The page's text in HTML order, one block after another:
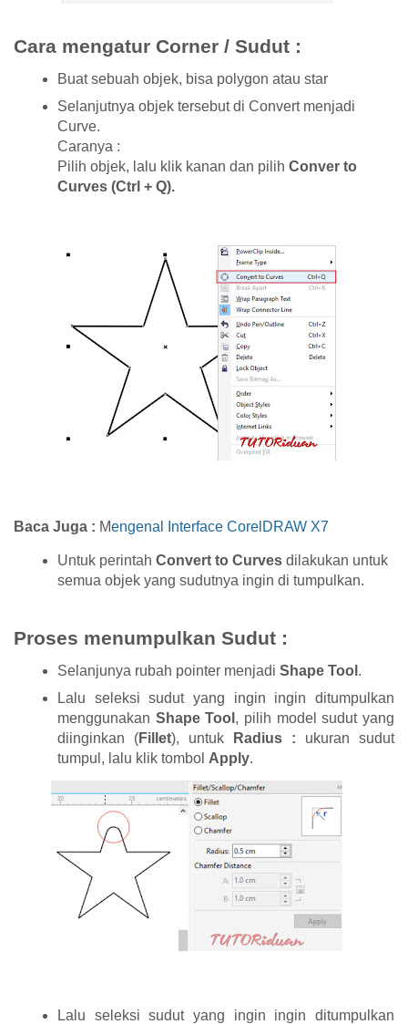
Cara mengatur Corner / Sudut :
Buat sebuah objek, bisa polygon atau star
Selanjutnya objek tersebut di Convert menjadi
Curve.
Caranya :
Pilih objek, lalu klik kanan dan pilih Conver to
Curves (Ctrl + Q).
Baca Juga : Mengenal Interface CorelDRAW X7
Untuk perintah Convert to Curves dilakukan untuk
semua objek yang sudutnya ingin di tumpulkan.
Proses menumpulkan Sudut :
Selanjunya rubah pointer menjadi Shape Tool .
Lalu seleksi sudut yang ingin ingin ditumpulkan
menggunakan Shape Tool , pilih model sudut yang
diinginkan (Fillet), untuk Radius : ukuran sudut
tumpul, lalu klik tombol Apply.
Lalu seleksi sudut yang ingin ingin ditumpulkan